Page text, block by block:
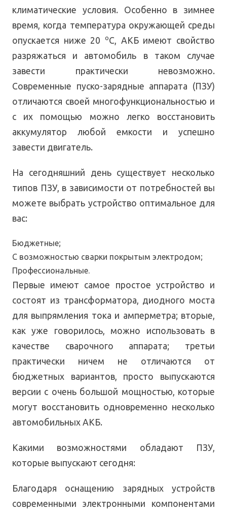
климатические условия. Особенно в зимнее
время, когда температура окружающей среды
опускается ниже 20
оС, АКБ имеют свойство
разряжаться и автомобиль в таком случае
завести практически невозможно.
Современные пуско-зарядные аппарата (ПЗУ)
отличаются своей многофункциональностью и
с их помощью можно легко восстановить
аккумулятор любой емкости и успешно
завести двигатель.
На сегодняшний день существует несколько
типов ПЗУ, в зависимости от потребностей вы
можете выбрать устройство оптимальное для
вас:
Бюджетные;
С возможностью сварки покрытым электродом;
Профессиональные.
Первые имеют самое простое устройство и
состоят из трансформатора, диодного моста
для выпрямления тока и амперметра; вторые,
как уже говорилось, можно использовать в
качестве сварочного аппарата; третьи
практически ничем не отличаются от
бюджетных вариантов, просто выпускаются
версии с очень большой мощностью, которые
могут восстановить одновременно несколько
автомобильных АКБ.
Какими возможностями обладают ПЗУ,
которые выпускают сегодня:
Благодаря оснащению зарядных устройств
современными электронными компонентами